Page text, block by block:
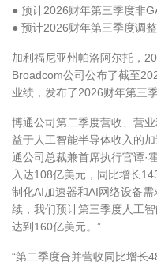
● 预计2026财年第三季度非
● 预计2026财年第三季度调
加利福尼亚州帕洛阿尔托，
Broadcom公司公布了截至
业绩，发布了2026财年第三
博通公司第二季度营收、营
益于人工智能半导体收入的
通公司总裁兼首席执行官谭·
入达108亿美元，同比增长
制化AI加速器和AI网络设备
续，我们预计第三季度人工
达到160亿美元。”
“第二季度合并营收同比增长